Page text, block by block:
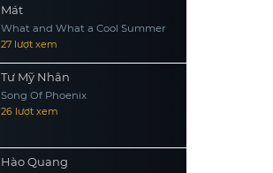
Mát
What and What a Cool Summer
27 lượt xem
Tư Mỹ Nhân
Song Of Phoenix
26 lượt xem
Hào Quang